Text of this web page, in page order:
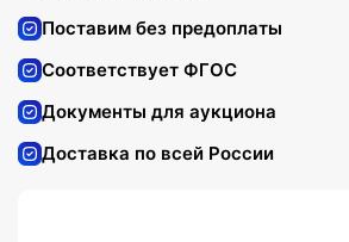
Поставим без предоплаты
Соответствует ФГОС
Документы для аукциона
Доставка по всей России